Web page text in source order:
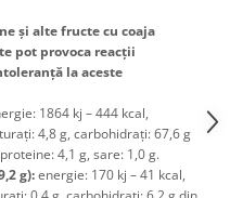
și alte fructe cu coaja
pot provoca reacții
la aceste
1864 kj – 444 kcal,
4,8 g, carbohidrați: 67,6 g
4,1 g, sare: 1,0 g.
g):energie: 170 kj – 41 kcal,